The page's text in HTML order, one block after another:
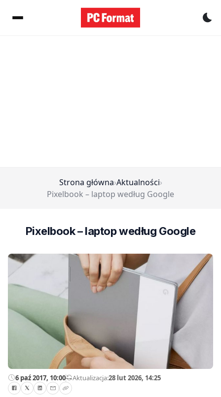
Strona główna›Aktualności›
Pixelbook – laptop według Google
Pixelbook – laptop według Google
6 paź 2017, 10:00—Aktualizacja:28 lut 2026, 14:25